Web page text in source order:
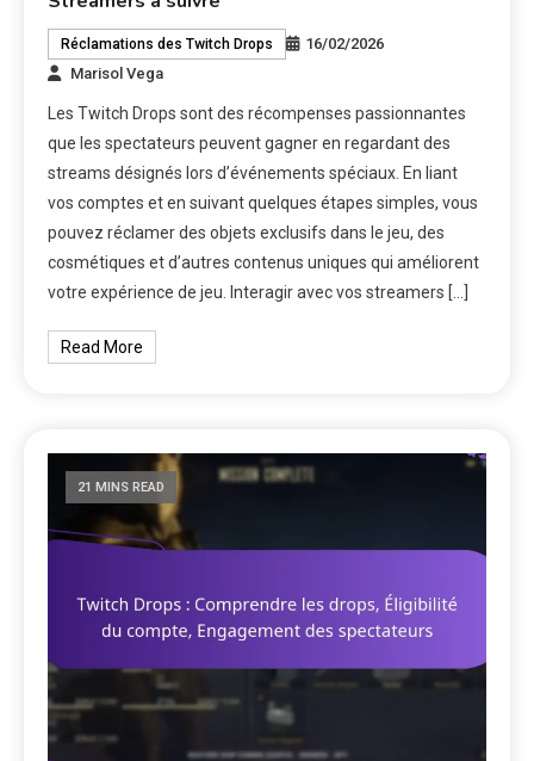
Réclamations des Twitch Drops
16/02/2026
Marisol Vega
Les Twitch Drops sont des récompenses passionnantes
que les spectateurs peuvent gagner en regardant des
streams désignés lors d’événements spéciaux. En liant
vos comptes et en suivant quelques étapes simples, vous
pouvez réclamer des objets exclusifs dans le jeu, des
cosmétiques et d’autres contenus uniques qui améliorent
votre expérience de jeu. Interagir avec vos streamers […]
Read More
21 MINS READ